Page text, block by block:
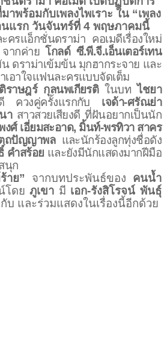
พร้อมกับเพลงไพเราะ ใน “เพลง
นแรก วันจันทร์ที่ 4 พฤษภาคมนี้
ะครแอ็กชั่นดราม่า คอเมดีเรื่องใหม่
จากค่าย โกลด์ ซี.พี.จี.เอ็นเตอร์เทน
ดราม่าเข้มข้น มุกฮากระจาย และ
เอาใจแฟนละครแบบจัดเต็ม
ราษฎร์ กุลนพเกียรติในบทไชยา
ควงคู่ครั้งแรกกับ เจด้า-ศรัณย่า
า สาวสวยเสียงดี ที่ฝันอยากเป็นนัก
ศ์ เอี่ยมสะอาด, มิ้นท์-พรทิวา สาคร
ถปัญญาพล และนักร้องลูกทุ่งชื่อดัง
คําสร้อย และยังมีนักแสดงมากฝีมือ
นุก
าย” จากบทประพันธ์ของ คนน้ำ
โดยภูเขา มี เอก-รังสิโรจน์ พันธุ์
บ และร่วมแสดงในเรื่องนี้อีกด้วย